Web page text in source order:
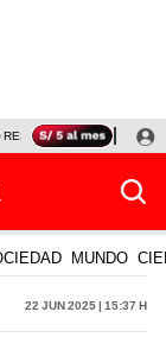
RESULTADOS HOY
MUNDO
22 Jun 2025 | 15:37 h